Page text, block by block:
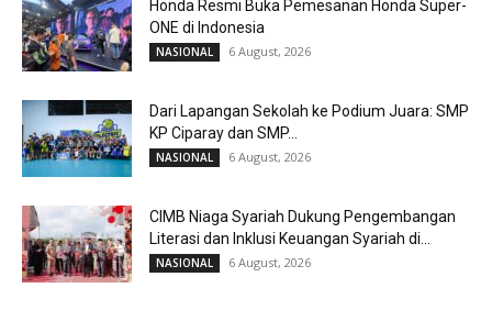
Honda Resmi Buka Pemesanan Honda Super-
ONE di Indonesia
NASIONAL 6 August, 2026
Dari Lapangan Sekolah ke Podium Juara: SMP
KP Ciparay dan SMP...
NASIONAL 6 August, 2026
CIMB Niaga Syariah Dukung Pengembangan
Literasi dan Inklusi Keuangan Syariah di...
NASIONAL 6 August, 2026